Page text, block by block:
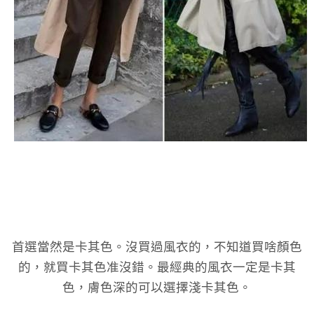
首選當然是卡其色。沒買過風衣的，不知道買啥顏色
的，就買卡其色准沒錯。最經典的風衣一定是卡其
色，膚色深的可以選擇淺卡其色。